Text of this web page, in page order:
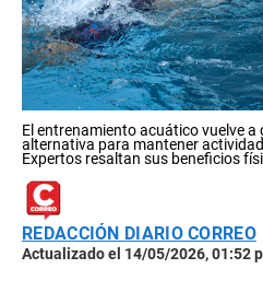
El entrenamiento acuático vuelve
alternativa para mantener
Expertos resaltan sus beneficios
REDACCIÓN DIARIO CORREO
Actualizado el 14/05/2026, 01:52